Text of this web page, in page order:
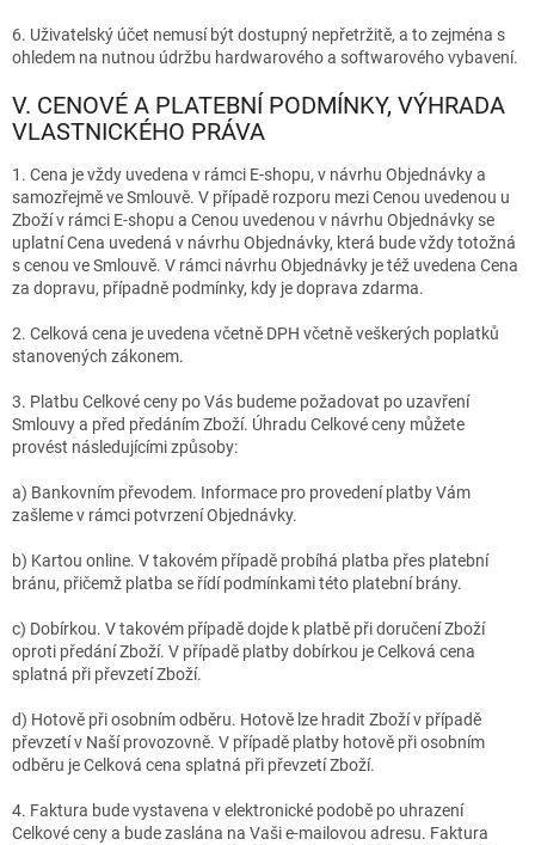
6. Uživatelský účet nemusí být dostupný nepřetržitě, a to zejména s
ohledem na nutnou údržbu hardwarového a softwarového vybavení.
V. CENOVÉ A PLATEBNÍ PODMÍNKY, VÝHRADA
VLASTNICKÉHO PRÁVA
1. Cena je vždy uvedena v rámci E-shopu, v návrhu Objednávky a
samozřejmě ve Smlouvě. V případě rozporu mezi Cenou uvedenou u
Zboží v rámci E-shopu a Cenou uvedenou v návrhu Objednávky se
uplatní Cena uvedená v návrhu Objednávky, která bude vždy totožná
s cenou ve Smlouvě. V rámci návrhu Objednávky je též uvedena Cena
za dopravu, případně podmínky, kdy je doprava zdarma.
2. Celková cena je uvedena včetně DPH včetně veškerých poplatků
stanovených zákonem.
3. Platbu Celkové ceny po Vás budeme požadovat po uzavření
Smlouvy a před předáním Zboží. Úhradu Celkové ceny můžete
provést následujícímizpůsoby:
a) Bankovním převodem. Informace pro provedení platby Vám
zašleme v rámci potvrzení Objednávky.
b) Kartou online. V takovém případě probíhá platba přes platební
bránu, přičemž platba se řídí podmínkami této platební brány.
c) Dobírkou. V takovém případě dojde k platbě při doručení Zboží
oproti předání Zboží. V případě platby dobírkou je Celková cena
splatná při převzetí Zboží.
d) Hotově při osobním odběru. Hotově lze hradit Zboží v případě
převzetí v Naší provozovně. V případě platby hotově při osobním
odběru je Celková cena splatná při převzetí Zboží.
4. Faktura bude vystavena v elektronické podobě po uhrazení
Celkové ceny a bude zaslána na Vaši e-mailovou adresu. Faktura